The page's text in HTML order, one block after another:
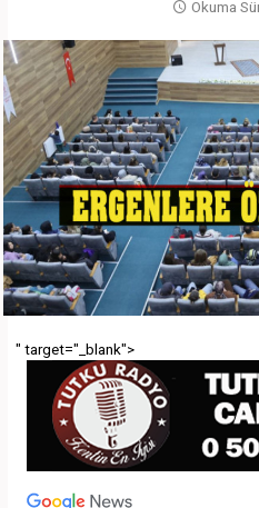
Okuma
" target="_blank">